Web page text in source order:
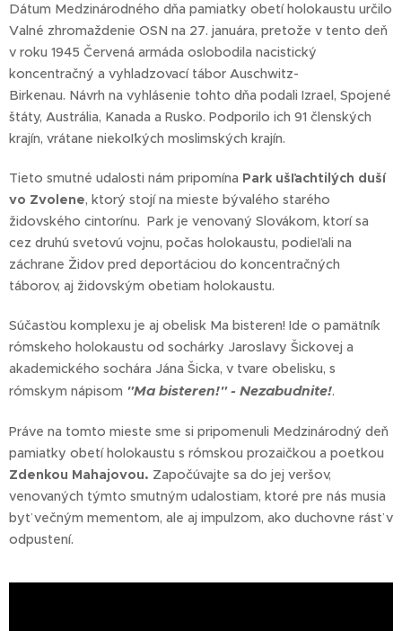
Dátum Medzinárodného dňa pamiatky obetí holokaustu určilo
Valné zhromaždenie OSN na 27. januára, pretože v tento deň
v roku 1945 Červená armáda oslobodila nacistický
koncentračný a vyhladzovací tábor Auschwitz-
Birkenau. Návrh na vyhlásenie tohto dňa podali Izrael, Spojené
štáty, Austrália, Kanada a Rusko. Podporilo ich 91 členských
krajín, vrátane niekoľkých moslimských krajín.
Tieto smutné udalosti nám pripomína Park ušľachtilých duší
vo Zvolene, ktorý stojí na mieste bývalého starého
židovského cintorínu. Park je venovaný Slovákom, ktorí sa
cez druhú svetovú vojnu, počas holokaustu, podieľali na
záchrane Židov pred deportáciou do koncentračných
táborov, aj židovským obetiam holokaustu.
Súčasťou komplexu je aj obelisk Ma bisteren! Ide o pamätník
rómskeho holokaustu od sochárky Jaroslavy Šickovej a
akademického sochára Jána Šicka, v tvare obelisku, s
rómskym nápisom "Ma bisteren!" - Nezabudnite!.
Práve na tomto mieste sme si pripomenuli Medzinárodný deň
pamiatky obetí holokaustu s rómskou prozaičkou a poetkou
Zdenkou Mahajovou. Započúvajte sa do jej veršov,
venovaných týmto smutným udalostiam, ktoré pre nás musia
byť večným mementom, ale aj impulzom, ako duchovne rásť v
odpustení.